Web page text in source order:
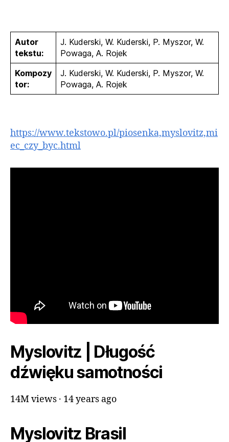
Autor
tekstu:
J. Kuderski, W. Kuderski, P. Myszor, W.
Powaga, A. Rojek
Kompozy
tor:
J. Kuderski, W. Kuderski, P. Myszor, W.
Powaga, A. Rojek
https://www.tekstowo.pl/piosenka,myslovitz,mi
ec_czy_byc.html
Myslovitz | Długość
dźwięku samotności
14M views · 14 years ago
Myslovitz Brasil